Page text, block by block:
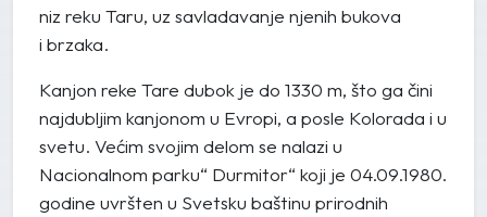
niz reku Taru, uz savladavanje njenih bukova
i brzaka.
Kanjon reke Tare dubok je do 1330 m, što ga čini
najdubljim kanjonom u Evropi, a posle Kolorada i u
svetu. Većim svojim delom se nalazi u
Nacionalnom parku“ Durmitor“ koji je 04.09.1980.
godine uvršten u Svetsku baštinu prirodnih